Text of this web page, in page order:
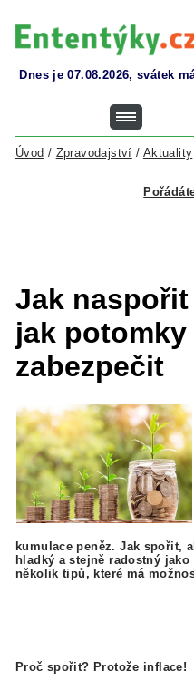
Dnes je 07.08.2026, svátek
Úvod / Zpravodajství / Aktuality
Jak naspořit
jak potomky
zabezpečit
kumulace peněz. Jak spořit,
hladký a stejně radostný
několik tipů, které má
Proč spořit? Protože inflace!